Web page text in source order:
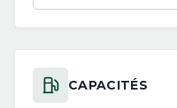
CAPACITÉS